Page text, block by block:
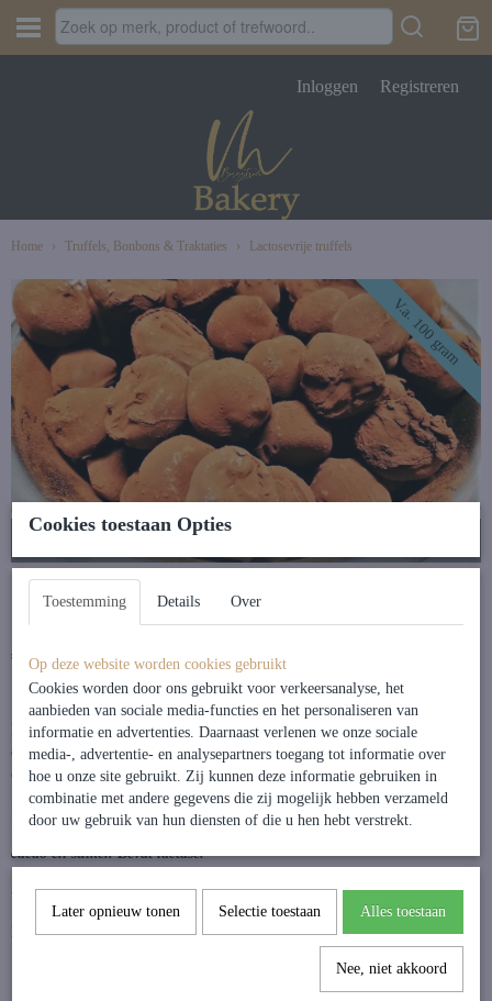
Inloggen Registreren
Home › Truffels, Bonbons & Traktaties › Lactosevrije truffels
V.a. 100 gram
Lactosevrije truffels
€ 5,95 (inclusief btw 9%)
Heerlijke ambachtelijke truffel met plantaardige room, plantaardige boter
en echte vanille bereid omhult met knapperige Vegan chocolade en de beste
cacao. Niet te onderscheiden van onze originele slagroomtruffel!
Ingredienten:
Verse plantaardige room en boter, vanille, Callebaut chocolade, Callebaut
cacao en suiker. Bevat lactase.
Allergenen:
Kan sporen bevatten van Soja, noten en pinda's.
Cookies toestaan Opties
Toestemming Details Over
Op deze website worden cookies gebruikt
Cookies worden door ons gebruikt voor verkeersanalyse, het
aanbieden van sociale media-functies en het personaliseren van
informatie en advertenties. Daarnaast verlenen we onze sociale
media-, advertentie- en analysepartners toegang tot informatie over
hoe u onze site gebruikt. Zij kunnen deze informatie gebruiken in
combinatie met andere gegevens die zij mogelijk hebben verzameld
door uw gebruik van hun diensten of die u hen hebt verstrekt.
Later opnieuw tonen Selectie toestaan Alles toestaan
Nee, niet akkoord